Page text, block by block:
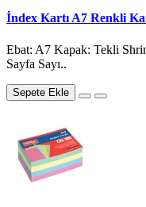
İndex Kartı A7 Renkli
Ebat: A7 Kapak: Tekli
Sayfa Sayı..
Sepete Ekle